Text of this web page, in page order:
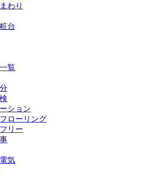
わり
台
覧
ション
ローリング
リー
気